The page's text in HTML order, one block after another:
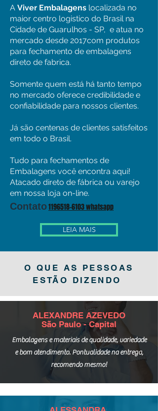
A Viver Embalagens localizada no
maior centro logistico do Brasil na
Cidade de Guarulhos - SP, e atua no
mercado desde 2017com produtos
para fechamento de embalagens
direto de fabrica.
Somente quem está há tanto tempo
no mercado oferece credibilidade e
confiabilidade para nossos clientes.
Já são centenas de clientes satisfeitos
em todo o Brasil.
Tudo para fechamentos de
Embalagens você encontra aqui!
Atacado direto de fábrica ou varejo
em nossa loja on-line.
Contato1196518-6103 whatsapp
LEIA MAIS
O QUE AS PESSOAS
ESTÃO DIZENDO
ALEXANDRE AZEVEDO
São Paulo - Capital
Embalagens e materiais de qualidade, variedade
e bom atendimento. Pontualidade na entrega,
recomendo mesmo!